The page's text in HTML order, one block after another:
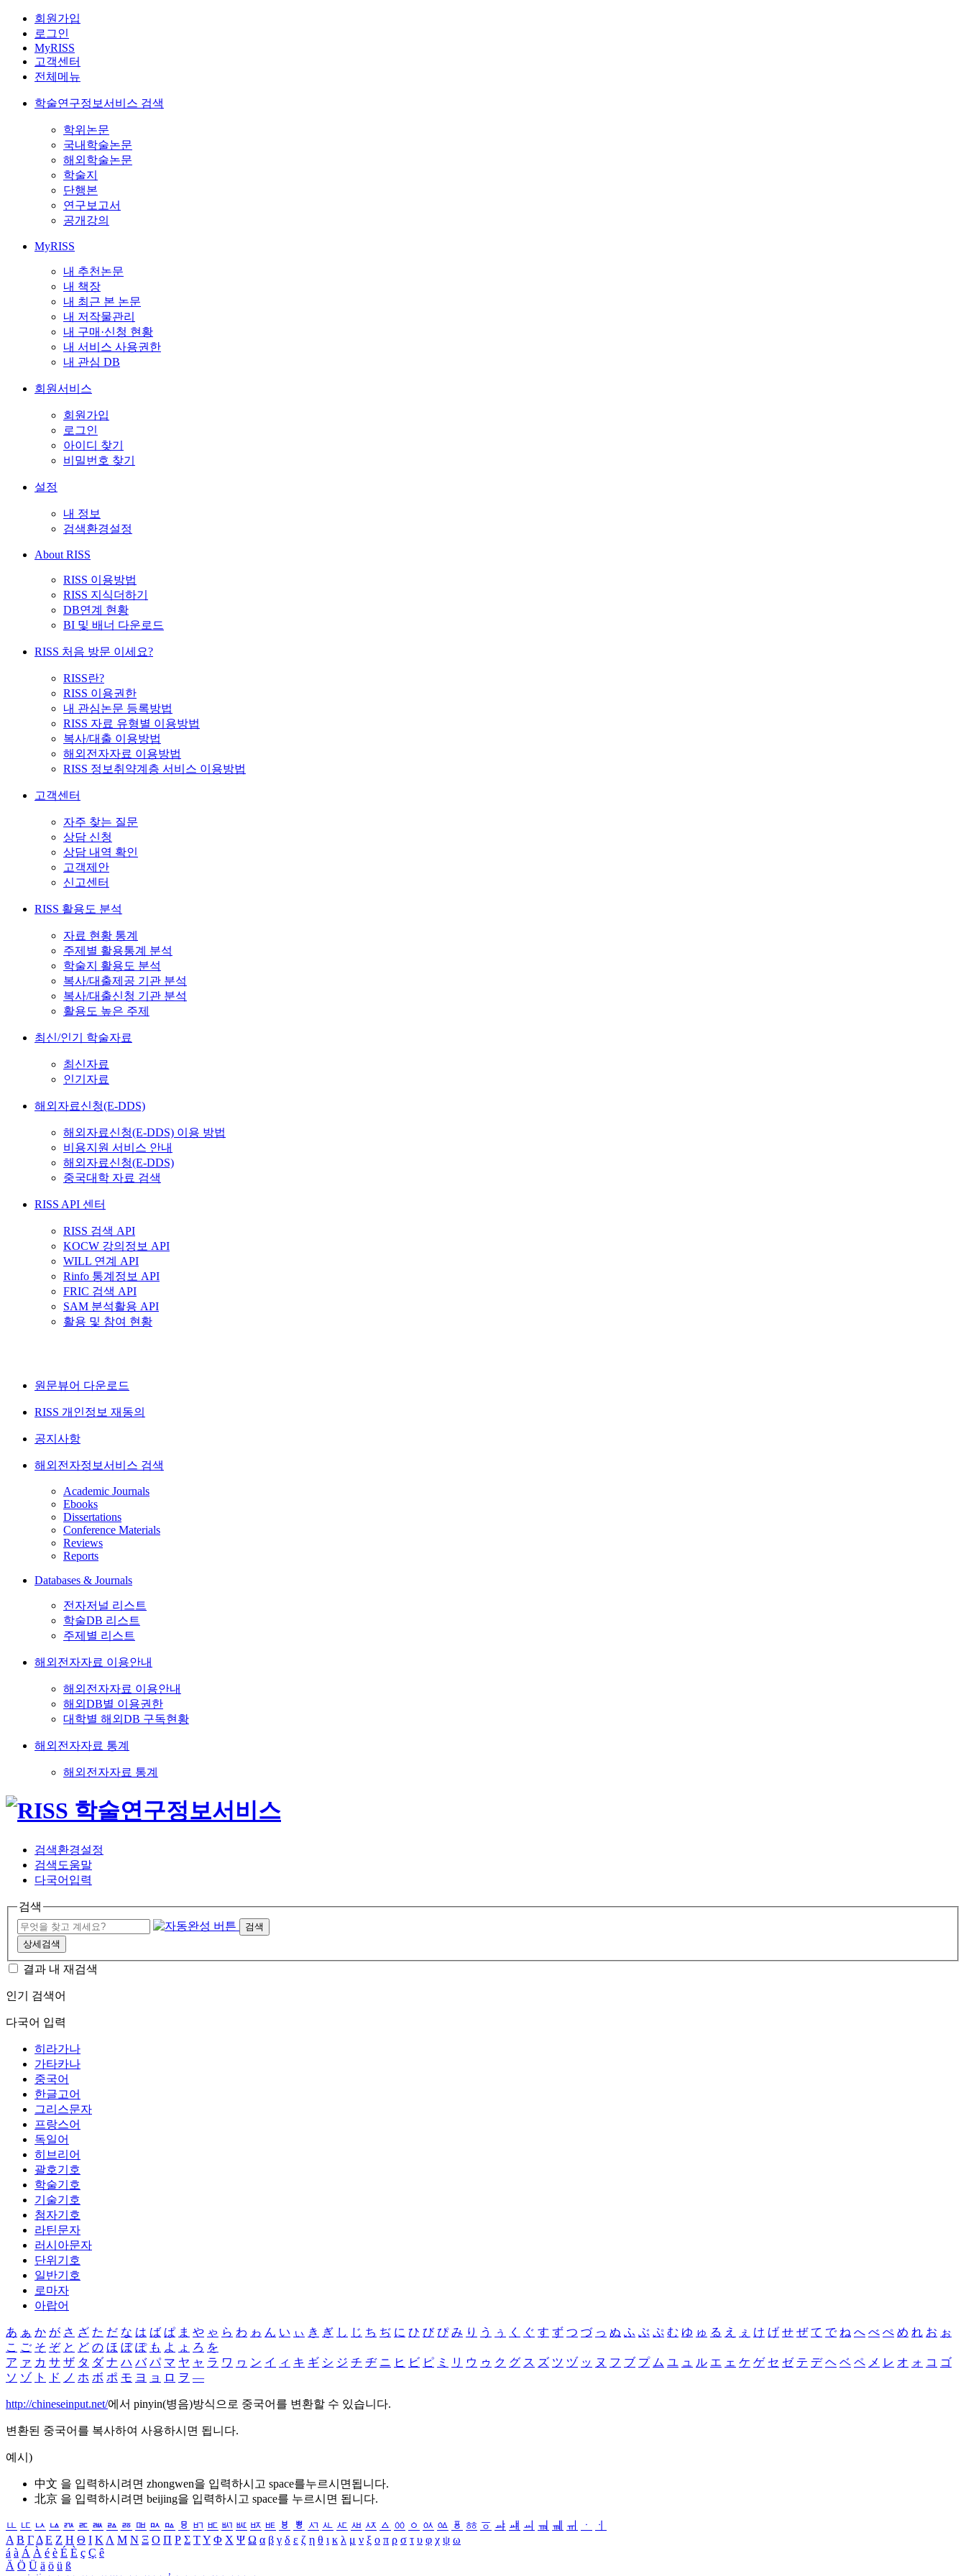
회원가입
로그인
MyRISS
고객센터
전체메뉴
학술연구정보서비스 검색
학위논문
국내학술논문
해외학술논문
학술지
단행본
연구보고서
공개강의
MyRISS
내 추천논문
내 책장
내 최근 본 논문
내 저작물관리
내 구매·신청 현황
내 서비스 사용권한
내 관심 DB
회원서비스
회원가입
로그인
아이디 찾기
비밀번호 찾기
설정
내 정보
검색환경설정
About RISS
RISS 이용방법
RISS 지식더하기
DB연계 현황
BI 및 배너 다운로드
RISS 처음 방문 이세요?
RISS란?
RISS 이용권한
내 관심논문 등록방법
RISS 자료 유형별 이용방법
복사/대출 이용방법
해외전자자료 이용방법
RISS 정보취약계층 서비스 이용방법
고객센터
자주 찾는 질문
상담 신청
상담 내역 확인
고객제안
신고센터
RISS 활용도 분석
자료 현황 통계
주제별 활용통계 분석
학술지 활용도 분석
복사/대출제공 기관 분석
복사/대출신청 기관 분석
활용도 높은 주제
최신/인기 학술자료
최신자료
인기자료
해외자료신청(E-DDS)
해외자료신청(E-DDS) 이용 방법
비용지원 서비스 안내
해외자료신청(E-DDS)
중국대학 자료 검색
RISS API 센터
RISS 검색 API
KOCW 강의정보 API
WILL 연계 API
Rinfo 통계정보 API
FRIC 검색 API
SAM 분석활용 API
활용 및 참여 현황
원문뷰어 다운로드
RISS 개인정보 재동의
공지사항
해외전자정보서비스 검색
Academic Journals
Ebooks
Dissertations
Conference Materials
Reviews
Reports
Databases & Journals
전자저널 리스트
학술DB 리스트
주제별 리스트
해외전자자료 이용안내
해외전자자료 이용안내
해외DB별 이용권한
대학별 해외DB 구독현황
해외전자자료 통계
해외전자자료 통계
검색환경설정
검색도움말
다국어입력
검색
검색
상세검색
결과 내 재검색
인기 검색어
다국어 입력
히라가나
가타카나
중국어
한글고어
그리스문자
프랑스어
독일어
히브리어
괄호기호
학술기호
기술기호
첨자기호
라틴문자
러시아문자
단위기호
일반기호
로마자
아랍어
あ ぁ か が さ ざ た だ な は ば ぱ ま や ゃ ら わ ゎ ん い ぃ き ぎ し じ ち ぢ に ひ び ぴ み り う ぅ く ぐ す ず つ づ っ ぬ ふ ぶ ぷ む ゆ ゅ る え ぇ け げ せ ぜ て で ね へ べ ぺ め れ お ぉ
こ ご そ ぞ と ど の ほ ぼ ぽ も よ ょ ろ を
ア ァ カ サ ザ タ ダ ナ ハ バ パ マ ヤ ャ ラ ワ ヮ ン イ ィ キ ギ シ ジ チ ヂ ニ ヒ ビ ピ ミ リ ウ ゥ ク グ ス ズ ツ ヅ ッ ヌ フ ブ プ ム ユ ュ ル エ ェ ケ ゲ セ ゼ テ デ ヘ ベ ペ メ レ オ ォ コ ゴ
ソ ゾ ト ド ノ ホ ボ ポ モ ヨ ョ ロ ヲ ―
http://chineseinput.net/에서 pinyin(병음)방식으로 중국어를 변환할 수 있습니다.
변환된 중국어를 복사하여 사용하시면 됩니다.
예시)
中文 을 입력하시려면 zhongwen을 입력하시고 space를누르시면됩니다.
北京 을 입력하시려면 beijing을 입력하시고 space를 누르시면 됩니다.
ㅥ ㅦ ㅧ ㅨ ㅩ ㅪ ㅫ ㅬ ㅭ ㅮ ㅯ ㅰ ㅱ ㅲ ㅳ ㅴ ㅵ ㅶ ㅷ ㅸ ㅹ ㅺ ㅻ ㅼ ㅽ ㅾ ㅿ ㆀ ㆁ ㆂ ㆃ ㆄ ㆅ ㆆ ㆇ ㆈ ㆉ ㆊ ㆋ ㆌ ㆍ
ㆎ
Α Β ΓΔ Ε Ζ Η Θ Ι ΚΛ Μ Ν Ξ Ο Π Ρ Σ ΤΥ Φ Χ Ψ Ω α β γ δ ε ζ η θ ι κ λ μ ν ξ ο π ρ σ τ υ φ χ ψ ω
á à Á À é è É È ç Ç ê
Ä Ö Ü ä ö ü ß